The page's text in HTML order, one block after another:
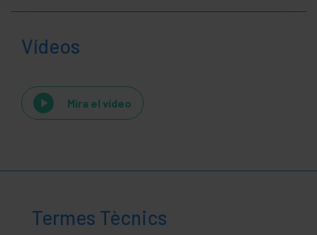
Vídeos
Mira el vídeo
Termes Tècnics